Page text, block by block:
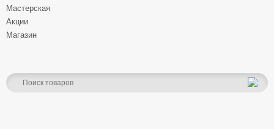
Мастерская
Акции
Магазин